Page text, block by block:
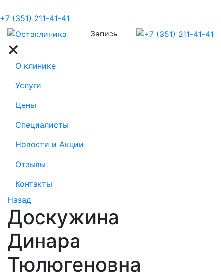
+7 (351) 211-41-41
Запись
О клинике
Услуги
Цены
Специалисты
Новости и Акции
Отзывы
Контакты
Назад
Доскужина
Динара
Тюлюгеновна